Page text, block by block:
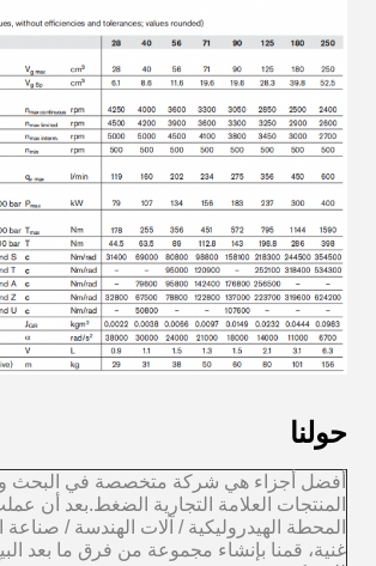
حولنا
أفضل أجزاء هي شركة متخصصة في البحث
المنتجات العلامة التجارية الضغط.بعد
المحطة الهيدروليكية / آلات الهندسة /
غنية، قمنا بإنشاء مجموعة من فرق ما بعد